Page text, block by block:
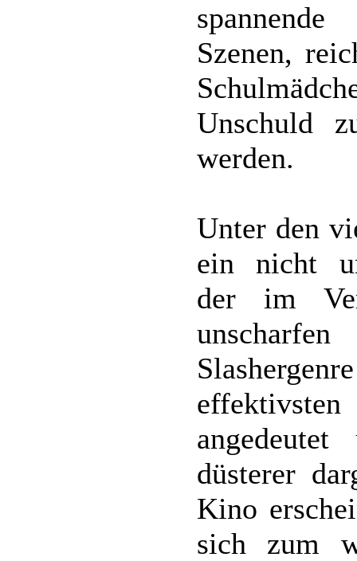
Szenen,
Unschuld
werden.
Unter den
ein nicht
der im
düsterer
Kino
sich zum